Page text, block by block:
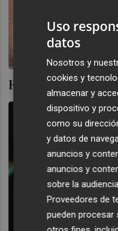
El código Bankia,
Uso
datos
Nosotros y
cookies y
almacenar y
dispositivo y
como su
y datos de
anuncios y
anuncios y
sobre la
Proveedores de
pueden